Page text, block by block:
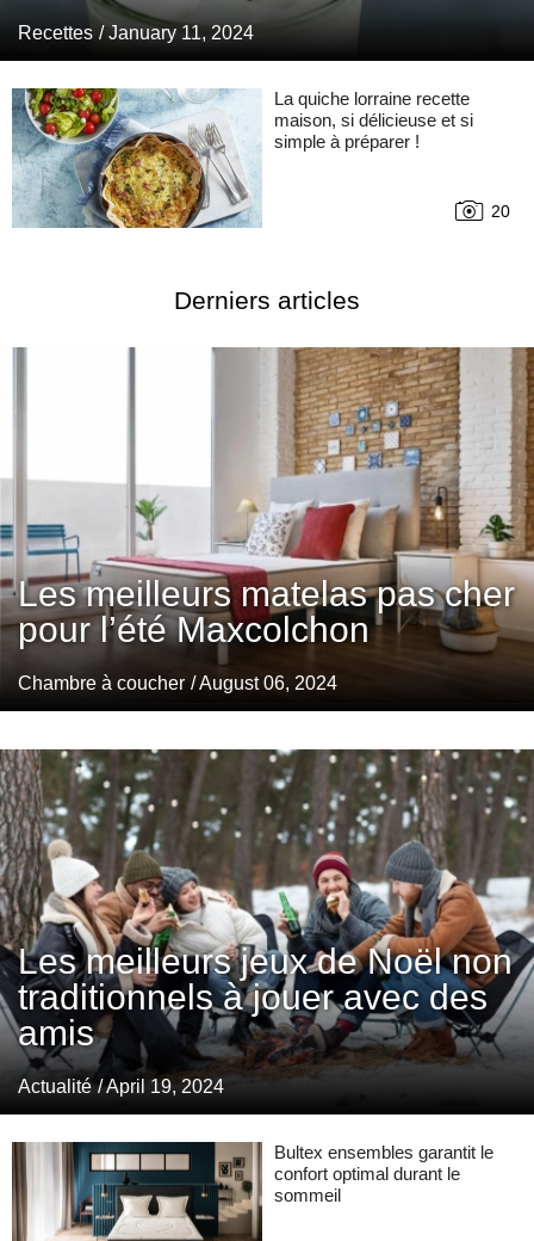
Recettes / January 11, 2024
La quiche lorraine recette
maison, si délicieuse et si
simple à préparer !
20
Derniers articles
Les meilleurs matelas pas cher
pour l’été Maxcolchon
Chambre à coucher / August 06, 2024
Les meilleurs jeux de Noël non
traditionnels à jouer avec des
amis
Actualité / April 19, 2024
Bultex ensembles garantit le
confort optimal durant le
sommeil